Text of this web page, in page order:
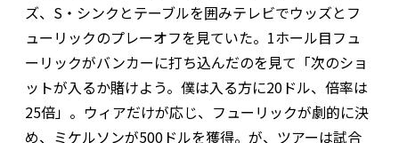
ズ、S・シンクとテーブルを囲みテレビでウッズとフ
ューリックのプレーオフを見ていた。1ホール目フュ
ーリックがバンカーに打ち込んだのを見て「次のショ
ットが入るか賭けよう。僕は入る方に20ドル、倍率は
25倍」。ウィアだけが応じ、フューリックが劇的に決
め、ミケルソンが500ドルを獲得。が、ツアーは試合